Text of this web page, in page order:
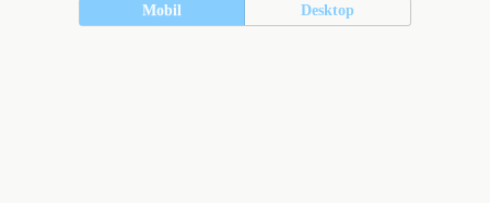
Mobil Desktop